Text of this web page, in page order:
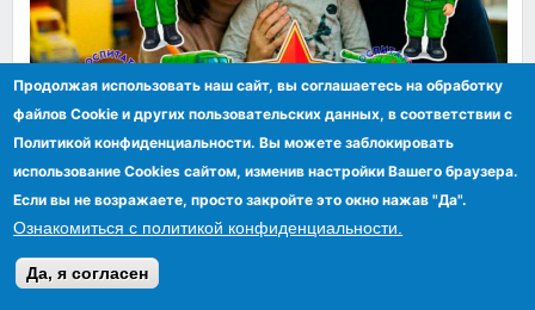
145.00 р.
Продолжая использовать наш сайт, вы соглашаетесь на обработку
файлов Сookie и других пользовательских данных, в соответствии с
Политикой конфиденциальности. Вы можете заблокировать
использование Cookies сайтом, изменив настройки Вашего браузера.
Если вы не возражаете, просто закройте это окно нажав "Да".
Ознакомиться с политикой конфиденциальности.
Да, я согласен